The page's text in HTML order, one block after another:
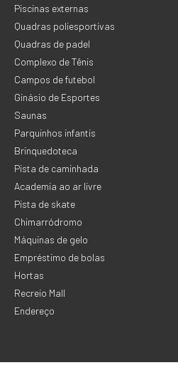
Piscinas externas
Quadras poliesportivas
Quadras de padel
Complexo de Tênis
Campos de futebol
Ginásio de Esportes
Saunas
Parquinhos infantis
Brinquedoteca
Pista de caminhada
Academia ao ar livre
Pista de skate
Chimarródromo
Máquinas de gelo
Empréstimo de bolas
Hortas
Recreio Mall
Endereço